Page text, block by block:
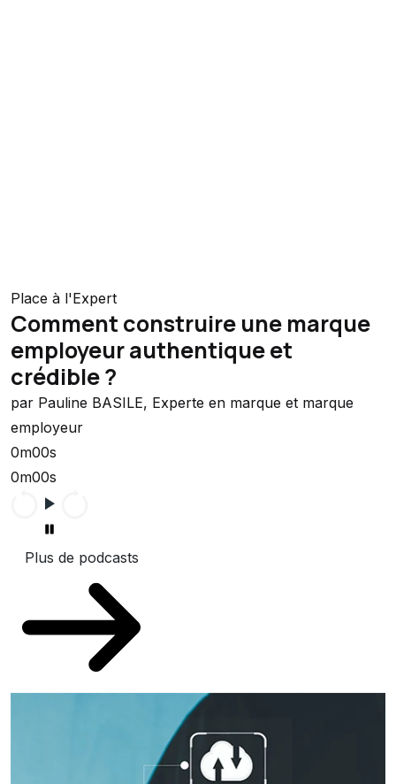
Place à l'Expert
Comment construire une marque
employeur authentique et
crédible ?
par Pauline BASILE, Experte en marque et marque
employeur
0m00s
0m00s
Plus de podcasts